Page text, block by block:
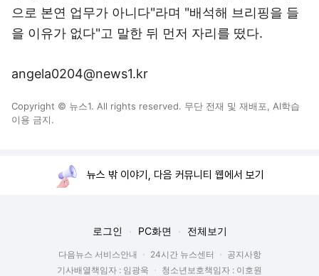
으로 본연 업무가 아니다"라며 "배석해 브리핑을 들
을 이유가 없다"고 말한 뒤 먼저 자리를 떴다.
angela0204@news1.kr
Copyright © 뉴스1. All rights reserved. 무단 전재 및 재배포, AI학습
이용 금지.
뉴스 밖 이야기, 다음 커뮤니티 웹에서 보기
로그인 PC화면 전체보기
다음뉴스 서비스안내 24시간 뉴스센터
공지사항
기사배열책임자 : 임광욱
청소년보호책임자 : 이호원